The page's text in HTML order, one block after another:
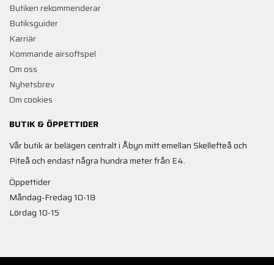
Butiken rekommenderar
Butiksguider
Karriär
Kommande airsoftspel
Om oss
Nyhetsbrev
Om cookies
BUTIK & ÖPPETTIDER
Vår butik är belägen centralt i Åbyn mitt emellan Skellefteå och
Piteå och endast några hundra meter från E4.
Öppettider
Måndag-Fredag 10-18
Lördag 10-15